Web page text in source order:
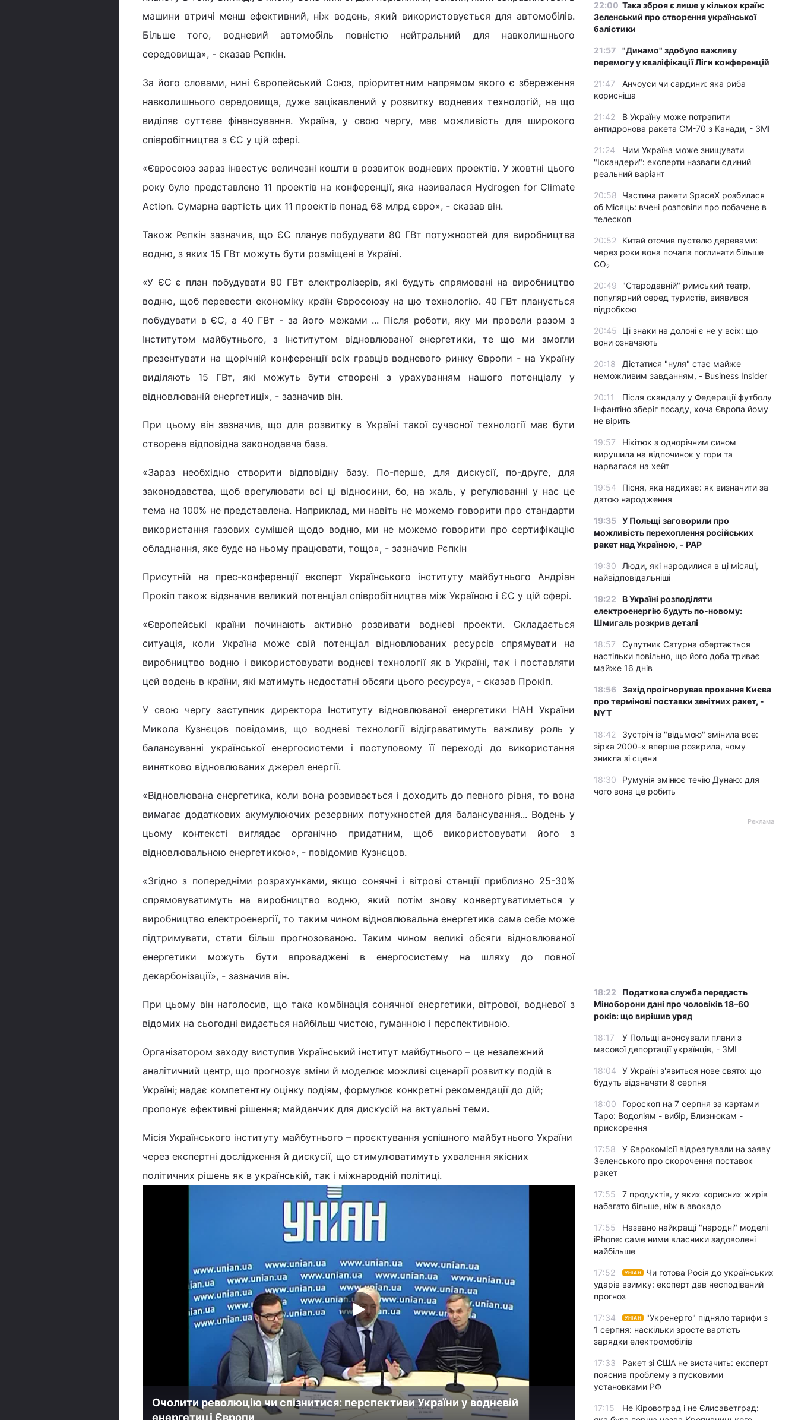
машини втричі менш ефективний, ніж водень, який використовується для автомобілів.
Більше того, водневий автомобіль повністю нейтральний для навколишнього
середовища», - сказав Рєпкін.
За його словами, нині Європейський Союз, пріоритетним напрямом якого є збереження
навколишнього середовища, дуже зацікавлений у розвитку водневих технологій, на що
виділяє суттєве фінансування. Україна, у свою чергу, має можливість для широкого
співробітництва з ЄС у цій сфері.
«Євросоюз зараз інвестує величезні кошти в розвиток водневих проектів. У жовтні цього
року було представлено 11 проектів на конференції, яка називалася Hydrogen for Climate
Action. Сумарна вартість цих 11 проектів понад 68 млрд євро», - сказав він.
Також Рєпкін зазначив, що ЄС планує побудувати 80 ГВт потужностей для виробництва
водню, з яких 15 ГВт можуть бути розміщені в Україні.
«У ЄС є план побудувати 80 ГВт електролізерів, які будуть спрямовані на виробництво
водню, щоб перевести економіку країн Євросоюзу на цю технологію. 40 ГВт планується
побудувати в ЄС, а 40 ГВт - за його межами ... Після роботи, яку ми провели разом з
Інститутом майбутнього, з Інститутом відновлюваної енергетики, те що ми змогли
презентувати на щорічній конференції всіх гравців водневого ринку Європи - на Україну
виділяють 15 ГВт, які можуть бути створені з урахуванням нашого потенціалу у
відновлюваній енергетиці», - зазначив він.
При цьому він зазначив, що для розвитку в Україні такої сучасної технології має бути
створена відповідна законодавча база.
«Зараз необхідно створити відповідну базу. По-перше, для дискусії, по-друге, для
законодавства, щоб врегулювати всі ці відносини, бо, на жаль, у регулюванні у нас це
тема на 100% не представлена. Наприклад, ми навіть не можемо говорити про стандарти
використання газових сумішей щодо водню, ми не можемо говорити про сертифікацію
обладнання, яке буде на ньому працювати, тощо», - зазначив Рєпкін
Присутній на прес-конференції експерт Українського інституту майбутнього Андріан
Прокіп також відзначив великий потенціал співробітництва між Україною і ЄС у цій сфері.
«Європейські країни починають активно розвивати водневі проекти. Складається
ситуація, коли Україна може свій потенціал відновлюваних ресурсів спрямувати на
виробництво водню і використовувати водневі технології як в Україні, так і поставляти
цей водень в країни, які матимуть недостатні обсяги цього ресурсу», - сказав Прокіп.
У свою чергу заступник директора Інституту відновлюваної енергетики НАН України
Микола Кузнєцов повідомив, що водневі технології відіграватимуть важливу роль у
балансуванні української енергосистеми і поступовому її переході до використання
винятково відновлюваних джерел енергії.
«Відновлювана енергетика, коли вона розвивається і доходить до певного рівня, то вона
вимагає додаткових акумулюючих резервних потужностей для балансування... Водень у
цьому контексті виглядає органічно придатним, щоб використовувати його з
відновлювальною енергетикою», - повідомив Кузнєцов.
«Згідно з попередніми розрахунками, якщо сонячні і вітрові станції приблизно 25-30%
спрямовуватимуть на виробництво водню, який потім знову конвертуватиметься у
виробництво електроенергії, то таким чином відновлювальна енергетика сама себе може
підтримувати, стати більш прогнозованою. Таким чином великі обсяги відновлюваної
енергетики можуть бути впроваджені в енергосистему на шляху до повної
декарбонізації», - зазначив він.
При цьому він наголосив, що така комбінація сонячної енергетики, вітрової, водневої з
відомих на сьогодні видається найбільш чистою, гуманною і перспективною.
Організатором заходу виступив Український інститут майбутнього – це незалежний
аналітичний центр, що прогнозує зміни й моделює можливі сценарії розвитку подій в
Україні; надає компетентну оцінку подіям, формулює конкретні рекомендації до дій;
пропонує ефективні рішення; майданчик для дискусій на актуальні теми.
Місія Українського інституту майбутнього – проєктування успішного майбутнього України
через експертні дослідження й дискусії, що стимулюватимуть ухвалення якісних
політичних рішень як в українській, так і міжнародній політиці.
Очолити революцію чи спізнитися: перспективи України у водневій
енергетиці Європи
22:00 Така зброя є лише у кількох країн:
Зеленський про створення української
балістики
21:57
"Динамо" здобуло важливу
перемогу у кваліфікації Ліги конференцій
21:47
Анчоуси чи сардини: яка риба
корисніша
21:42
В Україну може потрапити
антидронова ракета CM-70 з Канади, - ЗМІ
21:24
Чим Україна може знищувати
"Іскандери": експерти назвали єдиний
реальний варіант
20:58
Частина ракети SpaceX розбилася
об Місяць: вчені розповіли про побачене в
телескоп
20:52
Китай оточив пустелю деревами:
через роки вона почала поглинати більше
CO₂
20:49
"Стародавній" римський театр,
популярний серед туристів, виявився
підробкою
20:45
Ці знаки на долоні є не у всіх: що
вони означають
20:18
Дістатися "нуля" стає майже
неможливим завданням, - Business Insider
20:11
Після скандалу у Федерації футболу
Інфантіно зберіг посаду, хоча Європа йому
не вірить
19:57
Нікітюк з однорічним сином
вирушила на відпочинок у гори та
нарвалася на хейт
19:54
Пісня, яка надихає: як визначити за
датою народження
19:35 У Польщі заговорили про
можливість перехоплення російських
ракет над Україною, - PAP
19:30
Люди, які народилися в ці місяці,
найвідповідальніші
19:22
В Україні розподіляти
електроенергію будуть по-новому:
Шмигаль розкрив деталі
18:57
Супутник Сатурна обертається
настільки повільно, що його доба триває
майже 16 днів
18:56 Захід проігнорував прохання Києва
про термінові поставки зенітних ракет, -
NYT
18:42
Зустріч із "відьмою" змінила все:
зірка 2000-х вперше розкрила, чому
зникла зі сцени
18:30
Румунія змінює течію Дунаю: для
чого вона це робить
Реклама
18:22
Податкова служба передасть
Міноборони дані про чоловіків 18–60
років: що вирішив уряд
18:17
У Польщі анонсували плани з
масової депортації українців, - ЗМІ
18:04
У Україні з'явиться нове свято: що
будуть відзначати 8 серпня
18:00
Гороскоп на 7 серпня за картами
Таро: Водоліям - вибір, Близнюкам -
прискорення
17:58
У Єврокомісії відреагували на заяву
Зеленського про скорочення поставок
ракет
17:55
7 продуктів, у яких корисних жирів
набагато більше, ніж в авокадо
17:55
Названо найкращі "народні" моделі
iPhone: саме ними власники задоволені
найбільше
17:52 УНІАН
Чи готова Росія до українських
ударів взимку: експерт дав несподіваний
прогноз
17:34 УНІАН
"Укренерго" підняло тарифи з
1 серпня: наскільки зросте вартість
зарядки електромобілів
17:33
Ракет зі США не вистачить: експерт
пояснив проблему з пусковими
установками РФ
17:15
Не Кіровоград і не Єлисаветград: